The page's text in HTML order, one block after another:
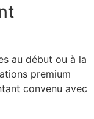
au début ou à la
premium
convenu avec